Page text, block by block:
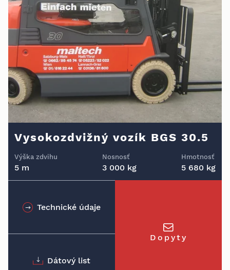
Vysokozdvižný vozík BGS 30.5
Výška zdvihu
5 m
Nosnosť
3 000 kg
Hmotnosť
5 680 kg
Technické údaje
Dátový list
Dopyty